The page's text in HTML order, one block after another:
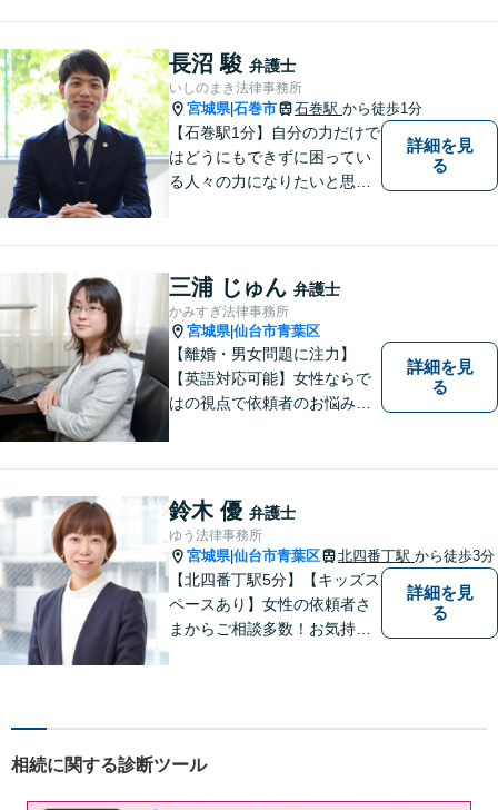
長沼 駿 弁護士
いしのまき法律事務所
宮城県|石巻市 石巻駅 から徒歩1分
【石巻駅1分】自分の力だけで
はどうにもできずに困ってい
る人々の力になりたいと思い
決ができるよう、サポートい
たします。ぜひ一度ご相談く
ださい。
詳細を見
る
三浦 じゅん 弁護士
かみすぎ法律事務所
宮城県|仙台市青葉区
【離婚・男女問題に注力】
【英語対応可能】女性ならで
はの視点で依頼者のお悩みに
男女問題やセクハラ事件など
のお困り事がございました
ら、お気軽にご相談くださ
い。
詳細を見
る
鈴木 優 弁護士
ゆう法律事務所
宮城県|仙台市青葉区 北四番丁駅 から徒歩3分
【北四番丁駅5分】【キッズス
ペースあり】女性の依頼者さ
まからご相談多数！お気持ち
料請求／親権・養育費【労働
のトラブルに迅速に対応【初
回相談無料】
詳細を見
る
相続に関する診断ツール